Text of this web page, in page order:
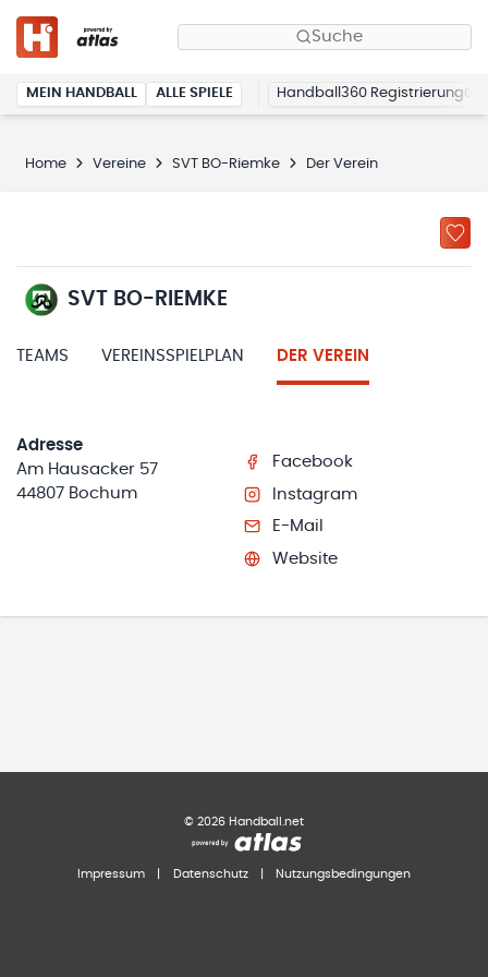
Suche
MEIN HANDBALL ALLE SPIELE Handball360 Registrierung
Home Vereine SVT BO-Riemke Der Verein
SVT BO-RIEMKE
TEAMS VEREINSSPIELPLAN DER VEREIN
Adresse
Am Hausacker 57
44807 Bochum
Facebook
Instagram
E-Mail
Website
© 2026 Handball.net
Impressum Datenschutz Nutzungsbedingungen